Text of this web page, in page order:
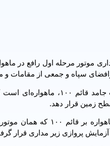
سپاه و جمعی از مقامات و
پروازی زیر مداری قرار